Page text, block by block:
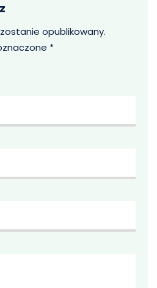
opublikowany.
*